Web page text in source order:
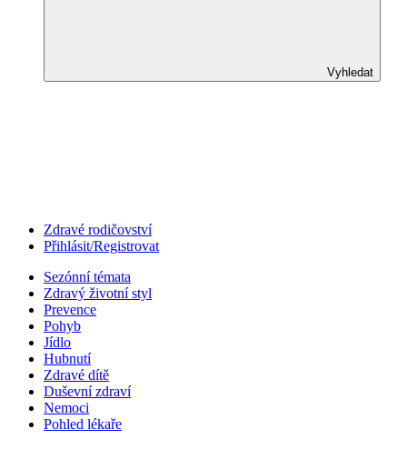
Vyhledat
Zdravé rodičovství
Přihlásit/Registrovat
Sezónní témata
Zdravý životní styl
Prevence
Pohyb
Jídlo
Hubnutí
Zdravé dítě
Duševní zdraví
Nemoci
Pohled lékaře